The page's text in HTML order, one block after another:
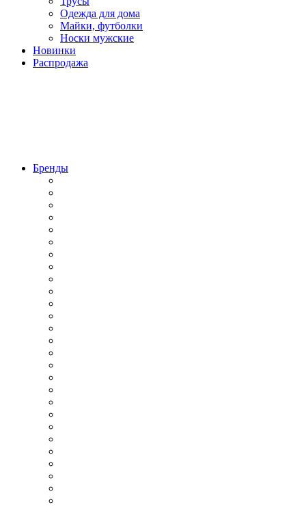
Одежда для дома
Майки, футболки
Носки мужские
Новинки
Распродажа
Бренды